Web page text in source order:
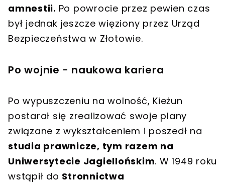
amnestii. Po powrocie przez pewien czas
był jednak jeszcze więziony przez Urząd
Bezpieczeństwa w Złotowie.
Po wojnie - naukowa kariera
Po wypuszczeniu na wolność, Kieżun
postarał się zrealizować swoje plany
związane z wykształceniem i poszedł na
studia prawnicze, tym razem na
Uniwersytecie Jagiellońskim. W 1949 roku
wstąpił do Stronnictwa